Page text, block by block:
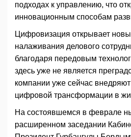
подходах к управлению, что
инновационным способам
Цифровизация открывает
налаживания делового
благодаря передовым
здесь уже не является
компании уже сейчас внедряют
цифровой трансформации в
На состоявшемся в феврале
расширенном заседании